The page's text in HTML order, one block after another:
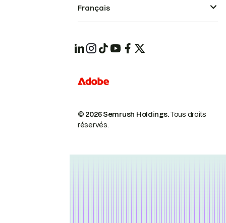
© 2026 Semrush Holdings.Tous droits
réservés.
Français